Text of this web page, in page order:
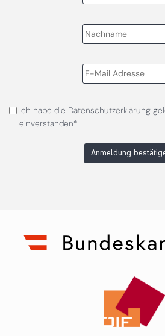
Ich habe die Datenschutzerklärung
einverstanden*
Anmeldung